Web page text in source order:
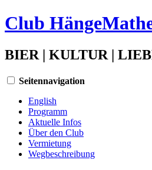
Club
BIER | KULTUR |
Seitennavigation
English
Programm
Aktuelle Infos
Über den Club
Vermietung
Wegbeschreibung